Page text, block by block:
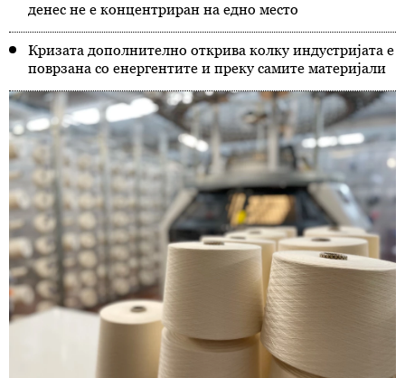
денес не е концентриран на едно место
Кризата дополнително открива колку индустријата е
поврзана со енергентите и преку самите материјали